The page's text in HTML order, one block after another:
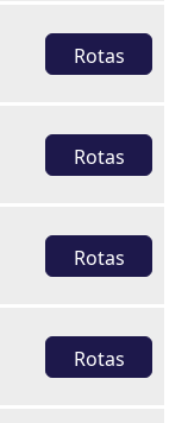
Rotas
Rotas
Rotas
Rotas